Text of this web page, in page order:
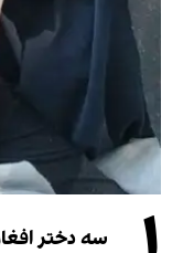
سه دختر